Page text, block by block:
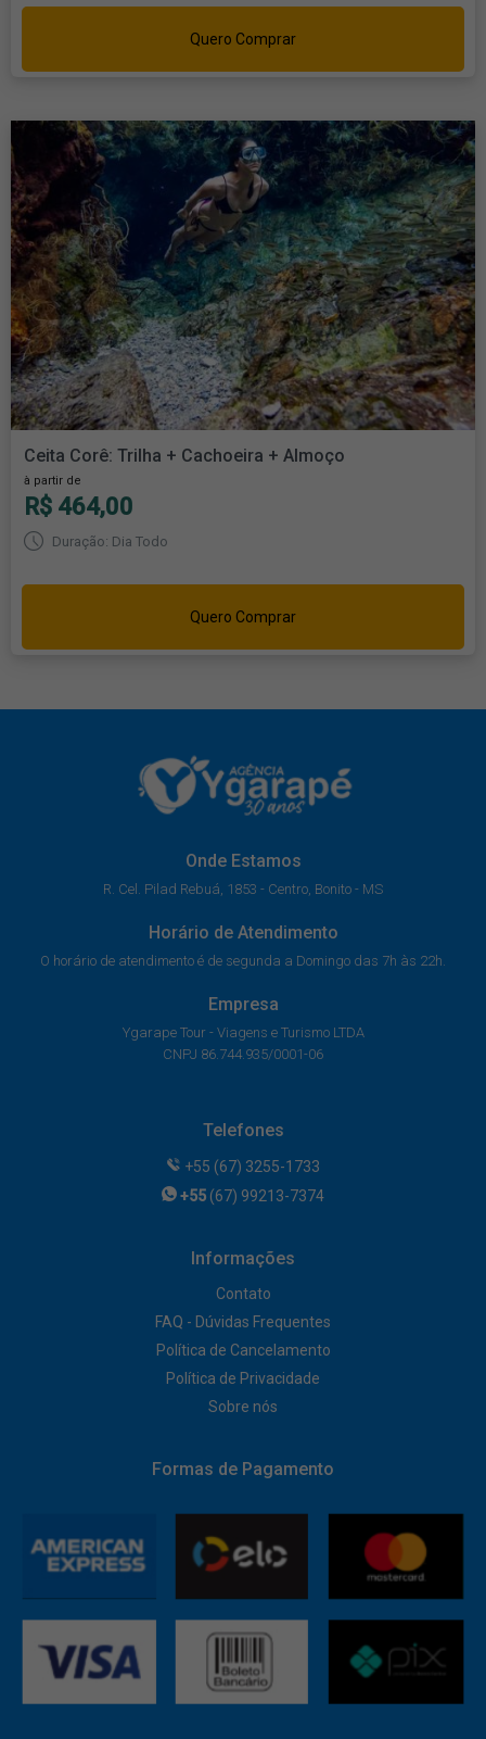
Quero Comprar
Ceita Corê: Trilha + Cachoeira + Almoço
à partir de
R$ 464,00
Duração: Dia Todo
Quero Comprar
Onde Estamos
R. Cel. Pilad Rebuá, 1853 - Centro, Bonito - MS
Horário de Atendimento
O horário de atendimento é de segunda a Domingo das 7h às 22h.
Empresa
Ygarape Tour - Viagens e Turismo LTDA
CNPJ 86.744.935/0001-06
Telefones
+55 (67) 3255-1733
+55 (67) 99213-7374
Informações
Contato
FAQ - Dúvidas Frequentes
Política de Cancelamento
Política de Privacidade
Sobre nós
Formas de Pagamento